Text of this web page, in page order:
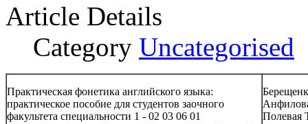
Article Details
Category Uncategorised
Практическая фонетика английского языка:
практическое пособие для студентов заочного
факультета специальности 1 - 02 03 06 01
Полевая